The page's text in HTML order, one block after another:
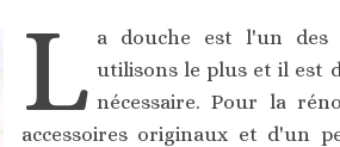
L a douche est l'un des
utilisons le plus et il est
nécessaire. Pour la
accessoires originaux et d'un